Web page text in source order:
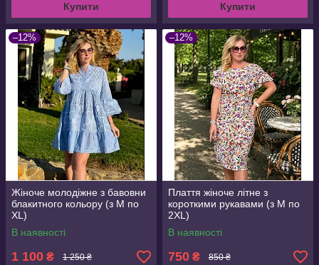
Купити Купити
–12%
Жіноче молодіжне з бавовни
блакитного кольору (з M по
XL)
В наявності
1 100 ₴ 1 250 ₴
–12%
Плаття жіноче літне з
короткими рукавами (з M по
2XL)
В наявності
750 ₴ 850 ₴